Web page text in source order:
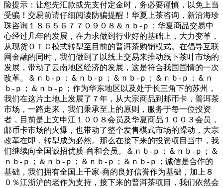
险提示：让您先汇款或先支付定金时，务必要谨慎，以免上当
受骗！交易前请仔细阅读防骗提醒！华夏上茶咨询，新沿海珍
珠咨询１８６５６７７０９０８＆ｎｂ-ｐ；华夏商品交易中
心经过几年的发展，在力求做到行业好的基础上，大力变革，
从现货ＯＴＣ模式转型至目前的普洱茶购销模式。在倡导互联
网金融的同时，我们做到了以线上交易来推动线下茶叶市场的
发展，带动了云南地区经济的发展，这是符合我国国情的一次
改革。＆ｎｂ-ｐ；＆ｎｂ-ｐ；＆ｎｂ-ｐ；＆ｎｂ-ｐ；＆ｎ
ｂ-ｐ；＆ｎｂ-ｐ；作为华东地区以及处于长三角下的苏州，
我们在这片土地上发展了７年，从大宗商品到邮币卡，普洱茶
市场，一路走来，我们秉承至上的原则，服务于每一位投资
者，目前是上文申江１００８会员及华夏商品１００３会员，
邮币卡市场的火爆，也带动了整个发售模式市场的躁动，大宗
改革在即，转型成为必然。那么在接下来的投资项目当中，我
们继续向全国诚招优质-商和会员。＆ｎｂ-ｐ；＆ｎｂ-ｐ；＆
ｎｂ-ｐ；＆ｎｂ-ｐ；＆ｎｂ-ｐ；＆ｎｂ-ｐ；诚信是合作的
基础，我们拥有全国上千家-商的良好信誉作为基础，加上８
０％江浙沪的老作为支持，接下来的普洱茶项目，我们依然会